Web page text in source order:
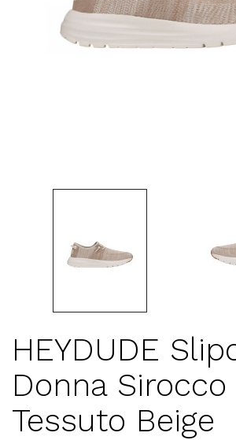
HEYDUDE
Donna
Tessuto Beige